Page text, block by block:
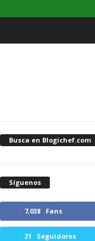
Busca en Blogichef.com
Síguenos
7,038 Fans
21 Seguidores